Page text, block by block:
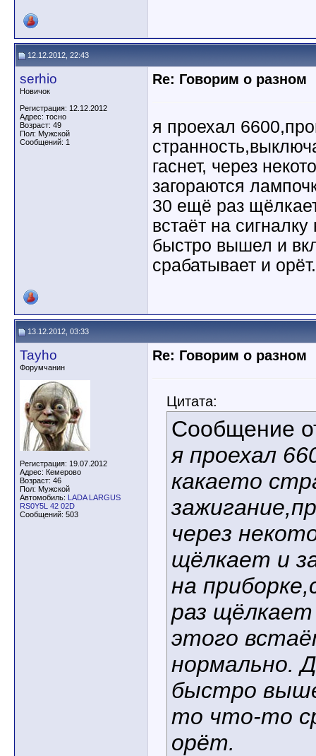
12.12.2012, 22:43
serhio
Новичок
Регистрация: 12.12.2012
Адрес: тосно
Возраст: 49
Пол: Мужской
Сообщений: 1
Re: Говорим о разном
я проехал
гаснет, через
загораются
30 ещё раз
встаёт на
быстро вышел и
срабатывает и орёт.
13.12.2012, 03:33
Tayho
Форумчанин
Регистрация: 19.07.2012
Адрес: Кемерово
Возраст: 46
Пол: Мужской
Автомобиль: LADA LARGUS
RS0Y5L 42 02D
Сообщений: 503
Re: Говорим о разном
Цитата:
Сообщение
я проехал
какаето
через
щёлкает и
на
раз
этого
нормально.
быстро
то что-то
орёт.